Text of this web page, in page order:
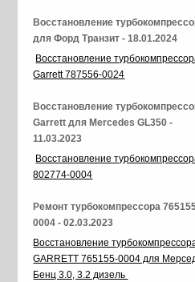
Восстановление
для Форд Транзит - 18.01.2024
Восстановление
Garrett 787556-0024
Восстановление
Garrett для Mercedes GL350 -
11.03.2023
Восстановление
802774-0004
Ремонт турбокомпрессора
0004 - 02.03.2023
Восстановление
GARRETT 765155-0004 для
Бенц 3.0, 3.2 дизель